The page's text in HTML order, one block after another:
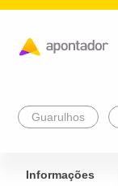
Guarulhos
Informações